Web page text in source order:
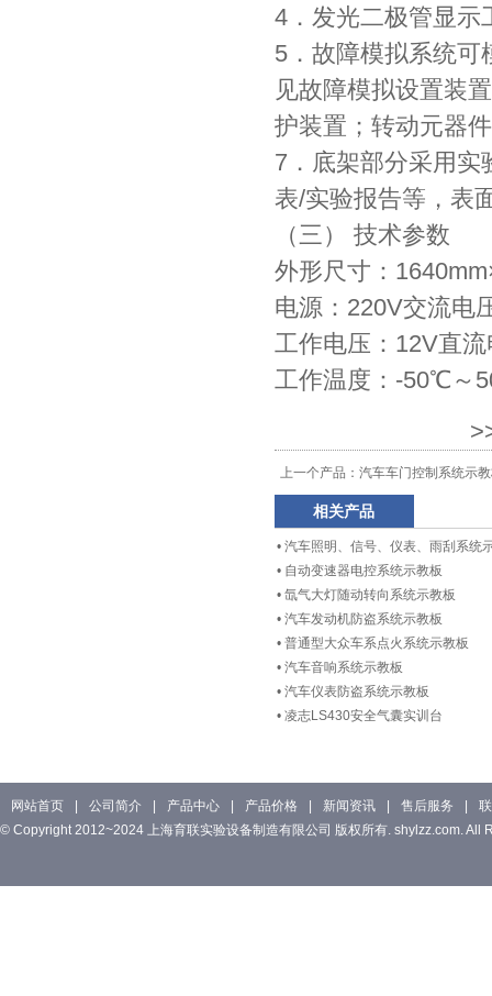
4．发光二极管显示
5．故障模拟系统可
见故障模拟设置装
护装置；转动元器
7．底架部分采用实
表/实验报告等，表
（三） 技术参数
外形尺寸：
电源：220V交流电
工作电压：12V直
工作温度：-50℃～
上一个产品： 汽车车门控制系统示
相关产品
• 汽车照明、信号、仪表、雨刮系统
• 自动变速器电控系统示教板
• 氙气大灯随动转向系统示教板
• 汽车发动机防盗系统示教板
• 普通型大众车系点火系统示教板
• 汽车音响系统示教板
• 汽车仪表防盗系统示教板
• 凌志LS430安全气囊实训台
网站首页 公司简介 产品中心 产品价格 新闻资讯 售后服务
© Copyright 2012~2024 上海育联实验设备制造有限公司 版权所有. shylzz.com. All